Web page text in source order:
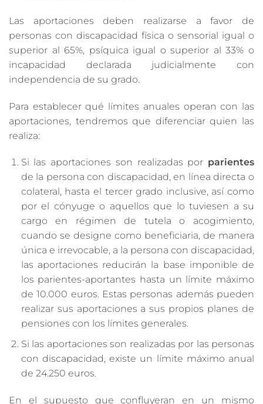
Las aportaciones deben realizarse a favor de
personas con discapacidad física o sensorial igual o
superior al 65%, psíquica igual o superior al 33% o
incapacidad declarada judicialmente con
independencia de su grado.
Para establecer qué límites anuales operan con las
aportaciones, tendremos que diferenciar quien las
realiza:
Si las aportaciones son realizadas por parientes
de la persona con discapacidad, en línea directa o
colateral, hasta el tercer grado inclusive, así como
por el cónyuge o aquellos que lo tuviesen a su
cargo en régimen de tutela o acogimiento,
cuando se designe como beneficiaria, de manera
única e irrevocable, a la persona con discapacidad,
las aportaciones reducirán la base imponible de
los parientes-aportantes hasta un límite máximo
de 10.000 euros. Estas personas además pueden
realizar sus aportaciones a sus propios planes de
pensiones con los límites generales.
Si las aportaciones son realizadas por las personas
con discapacidad, existe un límite máximo anual
de 24.250 euros.
En el supuesto que confluyeran en un mismo